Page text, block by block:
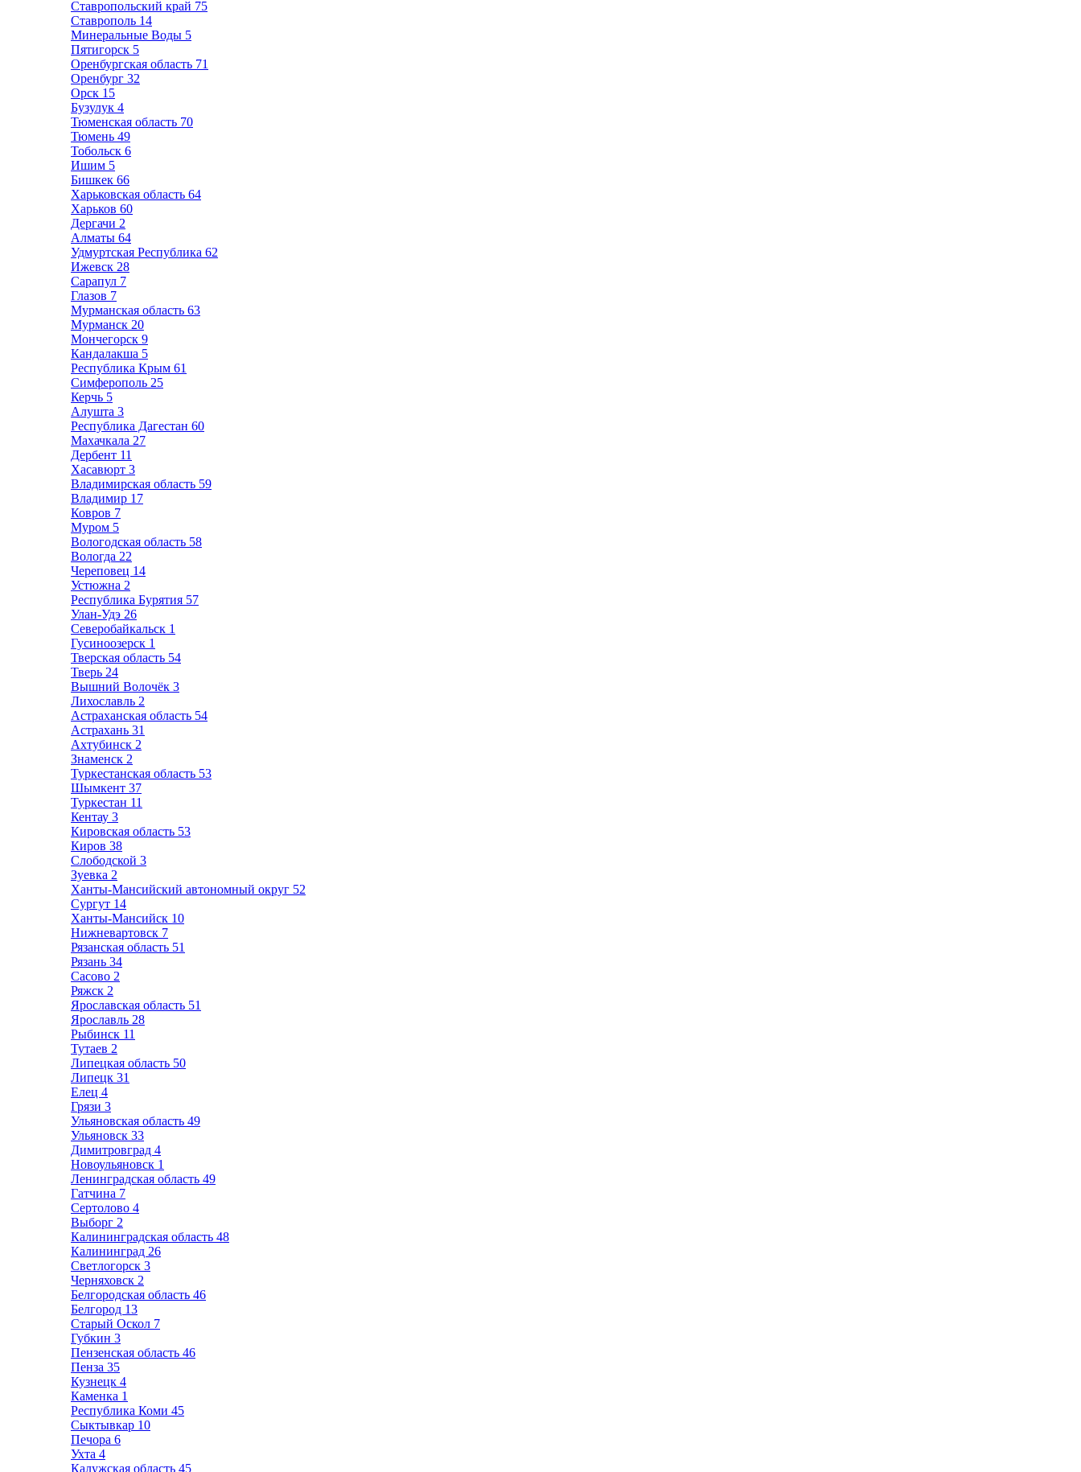
Ставропольский край 75
Ставрополь 14
Минеральные Воды 5
Пятигорск 5
Оренбургская область 71
Оренбург 32
Орск 15
Бузулук 4
Тюменская область 70
Тюмень 49
Тобольск 6
Ишим 5
Бишкек 66
Харьковская область 64
Харьков 60
Дергачи 2
Алматы 64
Удмуртская Республика 62
Ижевск 28
Сарапул 7
Глазов 7
Мурманская область 63
Мурманск 20
Мончегорск 9
Кандалакша 5
Республика Крым 61
Симферополь 25
Керчь 5
Алушта 3
Республика Дагестан 60
Махачкала 27
Дербент 11
Хасавюрт 3
Владимирская область 59
Владимир 17
Ковров 7
Муром 5
Вологодская область 58
Вологда 22
Череповец 14
Устюжна 2
Республика Бурятия 57
Улан-Удэ 26
Северобайкальск 1
Гусиноозерск 1
Тверская область 54
Тверь 24
Вышний Волочёк 3
Лихославль 2
Астраханская область 54
Астрахань 31
Ахтубинск 2
Знаменск 2
Туркестанская область 53
Шымкент 37
Туркестан 11
Кентау 3
Кировская область 53
Киров 38
Слободской 3
Зуевка 2
Ханты-Мансийский автономный округ 52
Сургут 14
Ханты-Мансийск 10
Нижневартовск 7
Рязанская область 51
Рязань 34
Сасово 2
Ряжск 2
Ярославская область 51
Ярославль 28
Рыбинск 11
Тутаев 2
Липецкая область 50
Липецк 31
Елец 4
Грязи 3
Ульяновская область 49
Ульяновск 33
Димитровград 4
Новоульяновск 1
Ленинградская область 49
Гатчина 7
Сертолово 4
Выборг 2
Калининградская область 48
Калининград 26
Светлогорск 3
Черняховск 2
Белгородская область 46
Белгород 13
Старый Оскол 7
Губкин 3
Пензенская область 46
Пенза 35
Кузнецк 4
Каменка 1
Республика Коми 45
Сыктывкар 10
Печора 6
Ухта 4
Калужская область 45